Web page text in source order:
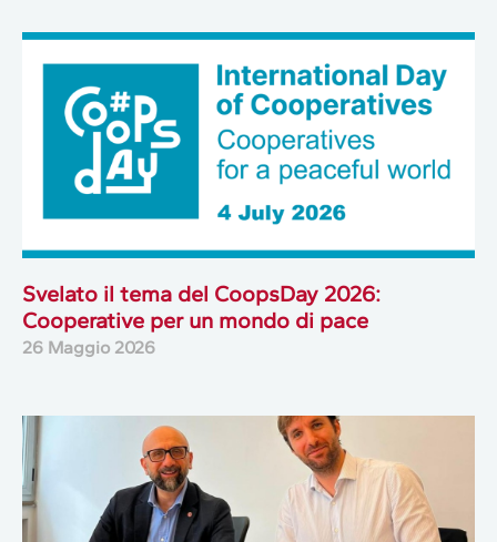
Svelato il tema del CoopsDay 2026:
Cooperative per un mondo di pace
26 Maggio 2026